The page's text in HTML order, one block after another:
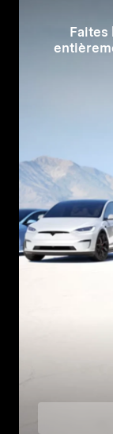
Faites